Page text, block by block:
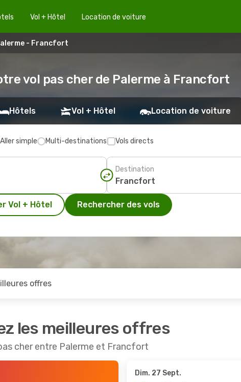
Vol + Hôtel Location de voiture
- Francfort
vol pas cher de Palerme à Francfort
Hôtels Vol + Hôtel Location de voiture
Aller simple Multi-destinations Vols directs
Destination
Vol + Hôtel Rechercher des vols
offres
les meilleures offres
cher entre Palerme et Francfort
Dim. 27 Sept.